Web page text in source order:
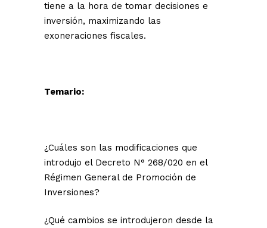
tiene a la hora de tomar decisiones e
inversión, maximizando las
exoneraciones fiscales.
Temario:
¿Cuáles son las modificaciones que
introdujo el Decreto N° 268/020 en el
Régimen General de Promoción de
Inversiones?
¿Qué cambios se introdujeron desde la